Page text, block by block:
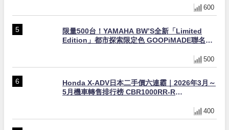
600
限量500台！YAMAHA BW’S全新「Limited
Edition」都市探索限定色 GOOPiMADE聯名包
500
Honda X-ADV日本二手價六連霸｜2026年3月～
5月機車轉售排行榜 CBR1000RR-R
400